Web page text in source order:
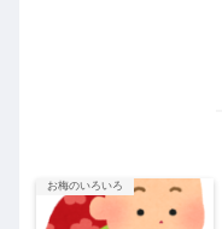
お梅のいろいろ